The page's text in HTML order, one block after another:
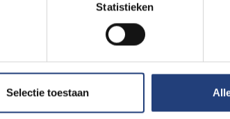
Statistieken
Selectie toestaan
"Voor ons is het belangrijk om met